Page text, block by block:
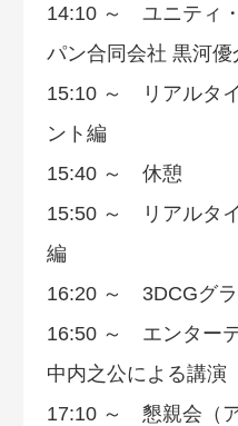
14:10 ～ ユニティ
パン合同会社 黒河
15:10 ～ リアルタ
ント編
15:40 ～ 休憩
15:50 ～ リアルタ
編
16:20 ～ 3DCGグラ
16:50 ～ エンター
中内之公による講演
17:10 ～ 懇親会（